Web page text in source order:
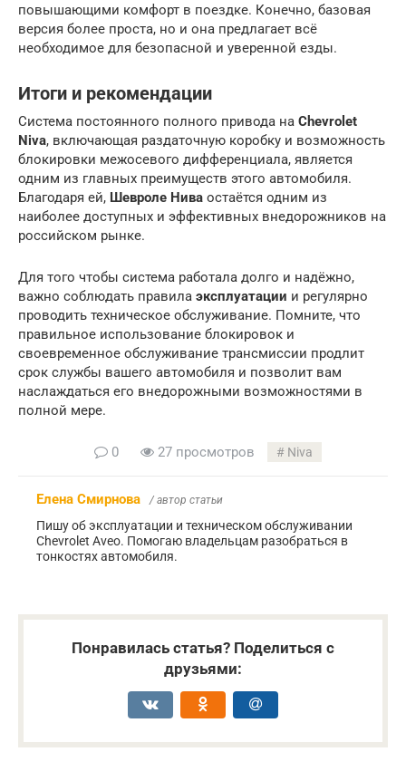
повышающими комфорт в поездке. Конечно, базовая
версия более проста, но и она предлагает всё
необходимое для безопасной и уверенной езды.
Итоги и рекомендации
Система постоянного полного привода на Chevrolet
Niva, включающая раздаточную коробку и возможность
блокировки межосевого дифференциала, является
одним из главных преимуществ этого автомобиля.
Благодаря ей, Шевроле Нива остаётся одним из
наиболее доступных и эффективных внедорожников на
российском рынке.
Для того чтобы система работала долго и надёжно,
важно соблюдать правила эксплуатации и регулярно
проводить техническое обслуживание. Помните, что
правильное использование блокировок и
своевременное обслуживание трансмиссии продлит
срок службы вашего автомобиля и позволит вам
наслаждаться его внедорожными возможностями в
полной мере.
0 27 просмотров Niva
Елена Смирнова / автор статьи
Пишу об эксплуатации и техническом обслуживании
Chevrolet Aveo. Помогаю владельцам разобраться в
тонкостях автомобиля.
Понравилась статья? Поделиться с
друзьями: